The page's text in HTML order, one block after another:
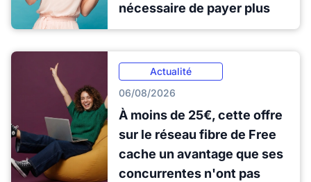
nécessaire de payer plus
Actualité
06/08/2026
À moins de 25€, cette offre
sur le réseau fibre de Free
cache un avantage que ses
concurrentes n'ont pas